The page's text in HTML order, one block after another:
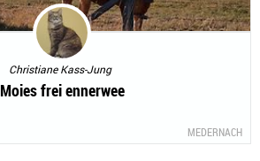
Christiane Kass-Jung
Moies frei ennerwee
MEDERNACH